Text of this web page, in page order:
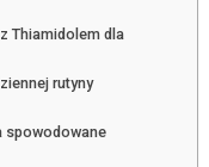
Thiamidolem dla
rutyny
spowodowane